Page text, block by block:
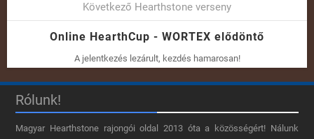
Következő Hearthstone verseny
Online HearthCup - WORTEX elődöntő
A jelentkezés lezárult, kezdés hamarosan!
Rólunk!
Magyar Hearthstone​ rajongói oldal 2013 óta a közösségért! Nálunk